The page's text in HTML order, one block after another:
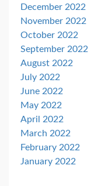
December 2022
November 2022
October 2022
September 2022
August 2022
July 2022
June 2022
May 2022
April 2022
March 2022
February 2022
January 2022